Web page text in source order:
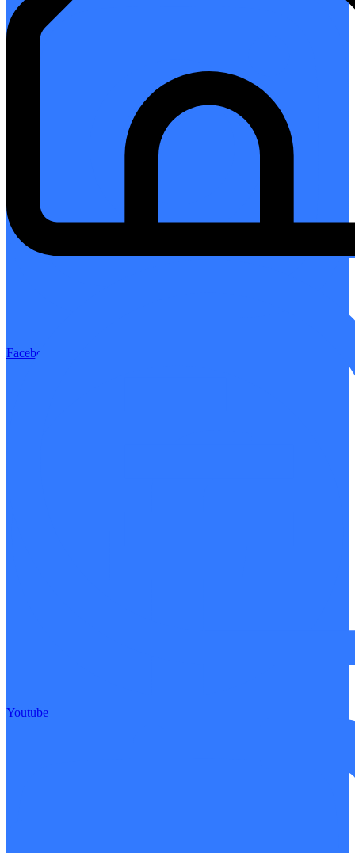
Facebook
Youtube